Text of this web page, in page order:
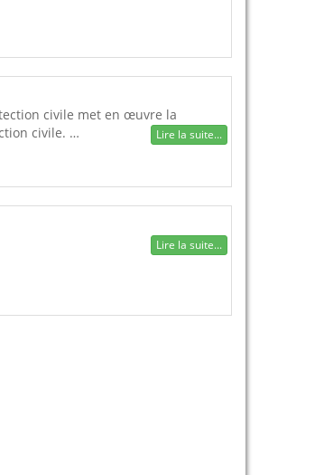
civile met en œuvre la
civile. …
Lire la suite...
Lire la suite...